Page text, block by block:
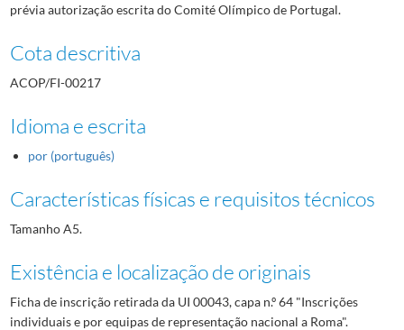
prévia autorização escrita do Comité Olímpico de Portugal.
Cota descritiva
ACOP/FI-00217
Idioma e escrita
por (português)
Características físicas e requisitos técnicos
Tamanho A5.
Existência e localização de originais
Ficha de inscrição retirada da UI 00043, capa n.º 64 "Inscrições
individuais e por equipas de representação nacional a Roma".